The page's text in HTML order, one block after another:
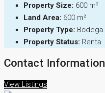
Property Size: 600 m²
Land Area: 600 m²
Property Type: Bodega
Property Status: Renta
Contact Information
View Listings